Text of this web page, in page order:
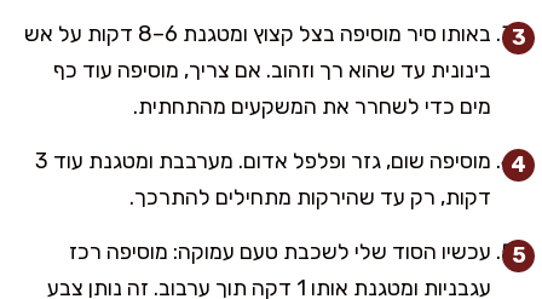
באותו סיר מוסיפה בצל קצוץ ומטגנת 6–8 דקות על אש
בינונית עד שהוא רך וזהוב. אם צריך, מוסיפה עוד כף
מים כדי לשחרר את המשקעים מהתחתית.
מוסיפה שום, גזר ופלפל אדום. מערבבת ומטגנת עוד 3
דקות, רק עד שהירקות מתחילים להתרכך.
עכשיו הסוד שלי לשכבת טעם עמוקה: מוסיפה רכז
עגבניות ומטגנת אותו 1 דקה תוך ערבוב. זה נותן צבע